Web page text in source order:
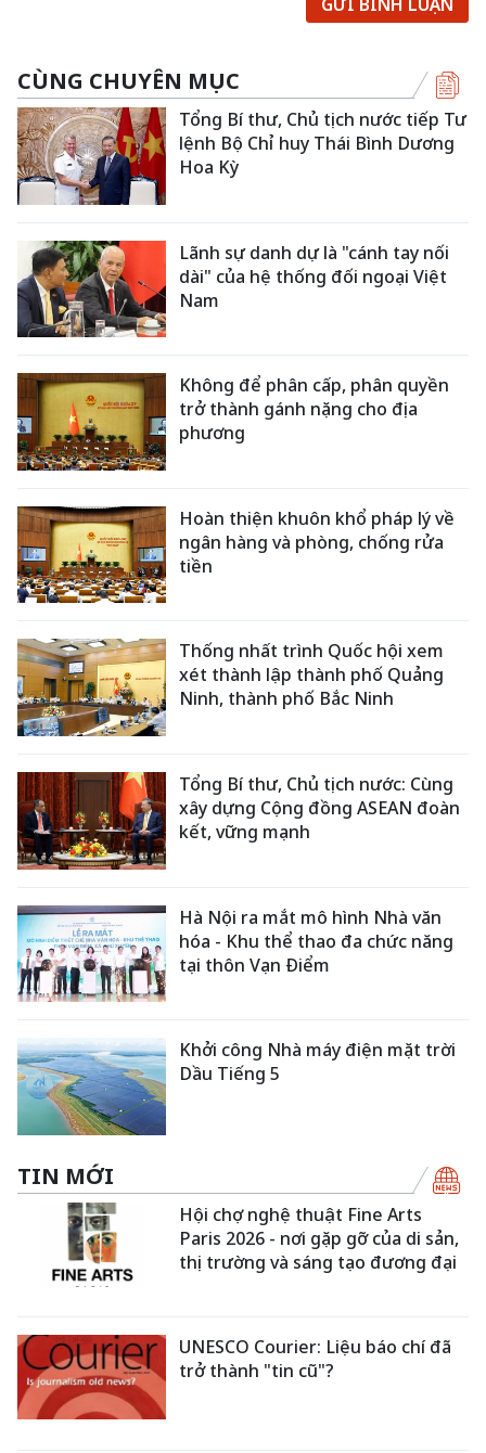
CÙNG CHUYÊN MỤC
Tổng Bí thư, Chủ tịch nước tiếp Tư
lệnh Bộ Chỉ huy Thái Bình Dương
Hoa Kỳ
Lãnh sự danh dự là "cánh tay nối
dài" của hệ thống đối ngoại Việt
Nam
Không để phân cấp, phân quyền
trở thành gánh nặng cho địa
phương
Hoàn thiện khuôn khổ pháp lý về
ngân hàng và phòng, chống rửa
tiền
Thống nhất trình Quốc hội xem
xét thành lập thành phố Quảng
Ninh, thành phố Bắc Ninh
Tổng Bí thư, Chủ tịch nước: Cùng
xây dựng Cộng đồng ASEAN đoàn
kết, vững mạnh
Hà Nội ra mắt mô hình Nhà văn
hóa - Khu thể thao đa chức năng
tại thôn Vạn Điểm
Khởi công Nhà máy điện mặt trời
Dầu Tiếng 5
TIN MỚI
Hội chợ nghệ thuật Fine Arts
Paris 2026 - nơi gặp gỡ của di sản,
thị trường và sáng tạo đương đại
UNESCO Courier: Liệu báo chí đã
trở thành "tin cũ"?